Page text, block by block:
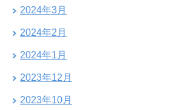
2024年3月
2024年2月
2024年1月
2023年12月
2023年10月